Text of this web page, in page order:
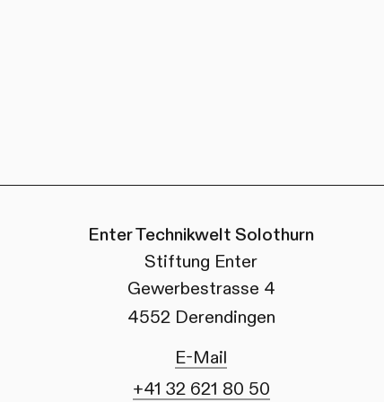
Enter Technikwelt Solothurn
Stiftung Enter
Gewerbestrasse 4
4552 Derendingen
E-Mail
+41 32 621 80 50